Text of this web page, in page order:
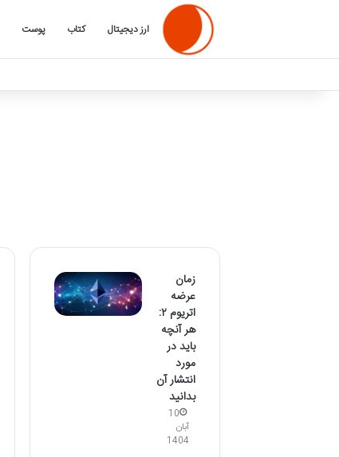
ارز دیجیتال کتاب پوست
زمان
عرضه
اتریوم ۲:
هر آنچه
باید در
مورد
انتشار آن
بدانید
10
آبان
1404